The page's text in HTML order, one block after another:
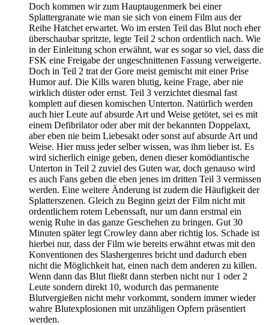
Doch kommen wir zum Hauptaugenmerk bei einer
Splattergranate wie man sie sich von einem Film aus der
Reihe Hatchet erwartet. Wo im ersten Teil das Blut noch eher
überschaubar spritzte, legte Teil 2 schon ordentlich nach. Wie
in der Einleitung schon erwähnt, war es sogar so viel, dass die
FSK eine Freigabe der ungeschnittenen Fassung verweigerte.
Doch in Teil 2 trat der Gore meist gemischt mit einer Prise
Humor auf. Die Kills waren blutig, keine Frage, aber nie
wirklich düster oder ernst. Teil 3 verzichtet diesmal fast
komplett auf diesen komischen Unterton. Natürlich werden
auch hier Leute auf absurde Art und Weise getötet, sei es mit
einem Defibrilator oder aber mit der bekannten Doppelaxt,
aber eben nie beim Liebesakt oder sonst auf absurde Art und
Weise. Hier muss jeder selber wissen, was ihm lieber ist. Es
wird sicherlich einige geben, denen dieser komödiantische
Unterton in Teil 2 zuviel des Guten war, doch genauso wird
es auch Fans geben die eben jenes im dritten Teil 3 vermissen
werden. Eine weitere Änderung ist zudem die Häufigkeit der
Splatterszenen. Gleich zu Beginn geizt der Film nicht mit
ordentlichem rotem Lebenssaft, nur um dann erstmal ein
wenig Ruhe in das ganze Geschehen zu bringen. Gut 30
Minuten später legt Crowley dann aber richtig los. Schade ist
hierbei nur, dass der Film wie bereits erwähnt etwas mit den
Konventionen des Slashergenres bricht und dadurch eben
nicht die Möglichkeit hat, einen nach dem anderen zu killen.
Wenn dann das Blut fließt dann sterben nicht nur 1 oder 2
Leute sondern direkt 10, wodurch das permanente
Blutvergießen nicht mehr vorkommt, sondern immer wieder
wahre Blutexplosionen mit unzähligen Opfern präsentiert
werden.